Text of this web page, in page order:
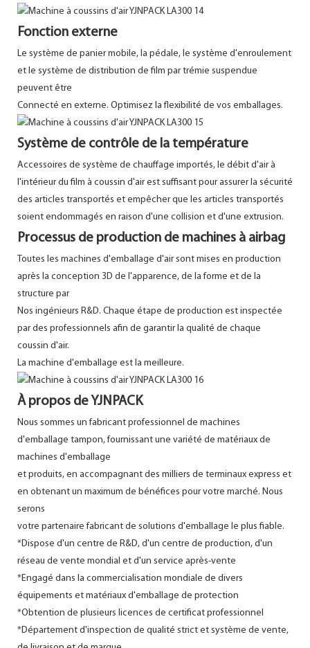
Fonction externe
Le système de panier mobile, la pédale, le système d'enroulement
et le système de distribution de film par trémie suspendue
peuvent être
Connecté en externe. Optimisez la flexibilité de vos emballages.
Système de contrôle de la température
Accessoires de système de chauffage importés, le débit d'air à
l'intérieur du film à coussin d'air est suffisant pour assurer la sécurité
des articles transportés et empêcher que les articles transportés
soient endommagés en raison d'une collision et d'une extrusion.
Processus de production de machines à airbag
Toutes les machines d'emballage d'air sont mises en production
après la conception 3D de l'apparence, de la forme et de la
structure par
Nos ingénieurs R&D. Chaque étape de production est inspectée
par des professionnels afin de garantir la qualité de chaque
coussin d'air.
La machine d'emballage est la meilleure.
À propos de YJNPACK
Nous sommes un fabricant professionnel de machines
d'emballage tampon, fournissant une variété de matériaux de
machines d'emballage
et produits, en accompagnant des milliers de terminaux express et
en obtenant un maximum de bénéfices pour votre marché. Nous
serons
votre partenaire fabricant de solutions d'emballage le plus fiable.
*Dispose d'un centre de R&D, d'un centre de production, d'un
réseau de vente mondial et d'un service après-vente
*Engagé dans la commercialisation mondiale de divers
équipements et matériaux d'emballage de protection
*Obtention de plusieurs licences de certificat professionnel
*Département d'inspection de qualité strict et système de vente,